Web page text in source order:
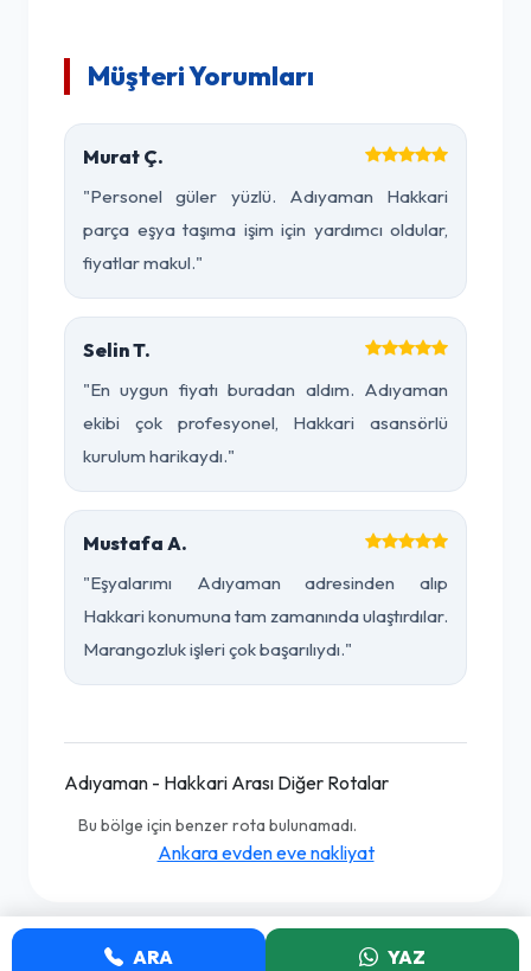
Müşteri Yorumları
Murat Ç.
"Personel güler yüzlü. Adıyaman Hakkari
parça eşya taşıma işim için yardımcı oldular,
fiyatlar makul."
Selin T.
"En uygun fiyatı buradan aldım. Adıyaman
ekibi çok profesyonel, Hakkari asansörlü
kurulum harikaydı."
Mustafa A.
"Eşyalarımı Adıyaman adresinden alıp
Hakkari konumuna tam zamanında ulaştırdılar.
Marangozluk işleri çok başarılıydı."
Adıyaman - Hakkari Arası Diğer Rotalar
Bu bölge için benzer rota bulunamadı.
Ankara evden eve nakliyat
ARA YAZ